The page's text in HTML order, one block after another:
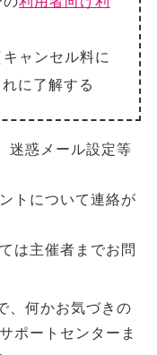
ャンセル料に
に了解する
迷惑メール設定等
トについて連絡が
は主催者までお問
、何かお気づきの
ポートセンターま